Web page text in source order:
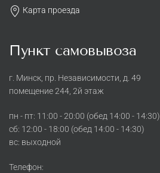
Карта проезда
Пункт самовывоза
г. Минск, пр. Независимости, д. 49
помещение 244, 2й этаж
пн - пт: 11:00 - 20:00 (обед 14:00 - 14:30)
cб: 12:00 - 18:00 (обед 14:00 - 14:30)
вс: выходной
Телефон: